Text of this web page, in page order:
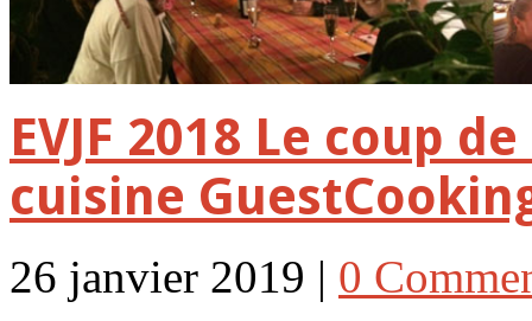
EVJF 2018 Le coup
cuisine
26 janvier 2019 | 0